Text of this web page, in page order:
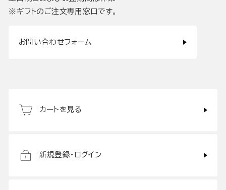
※ギフトのご注文専用窓口です。
お問い合わせフォーム
カートを見る
新規登録・ログイン